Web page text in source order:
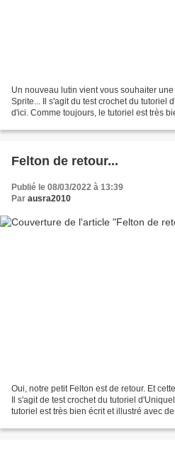
Un nouveau lutin vient vous souhaiter
Sprite... Il s'agit du test crochet du tutoriel
d'ici. Comme toujours, le tutoriel est très
Felton de retour...
Publié le 08/03/2022 à 13:39
Par ausra2010
Oui, notre petit Felton est de retour. Et
Il s'agit de test crochet du tutoriel
tutoriel est très bien écrit et illustré avec